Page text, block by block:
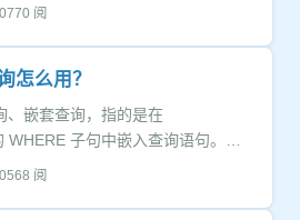
70 阅
怎么用？
、嵌套查询，指的是在
WHERE 子句中嵌入查询语句。…
68 阅